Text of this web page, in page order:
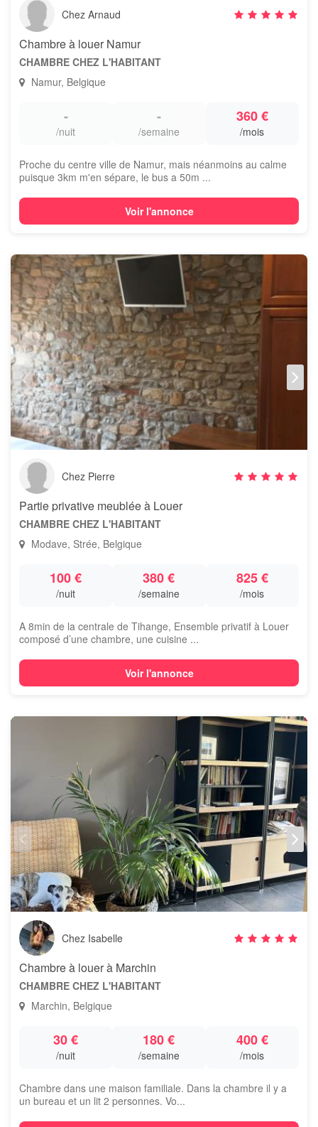
Chez Arnaud
Chambre à louer Namur
CHAMBRE CHEZ L'HABITANT
Namur, Belgique
-
/nuit
-
/semaine
360 €
/mois
Proche du centre ville de Namur, mais néanmoins au calme
puisque 3km m'en sépare, le bus a 50m ...
Voir l'annonce
Chez Pierre
Partie privative meublée à Louer
CHAMBRE CHEZ L'HABITANT
Modave, Strée, Belgique
100 €
/nuit
380 €
/semaine
825 €
/mois
A 8min de la centrale de Tihange, Ensemble privatif à Louer
composé d’une chambre, une cuisine ...
Voir l'annonce
Chez Isabelle
Chambre à louer à Marchin
CHAMBRE CHEZ L'HABITANT
Marchin, Belgique
30 €
/nuit
180 €
/semaine
400 €
/mois
Chambre dans une maison familiale. Dans la chambre il y a
un bureau et un lit 2 personnes. Vo...